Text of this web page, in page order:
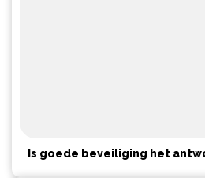
Is goede beveiliging het